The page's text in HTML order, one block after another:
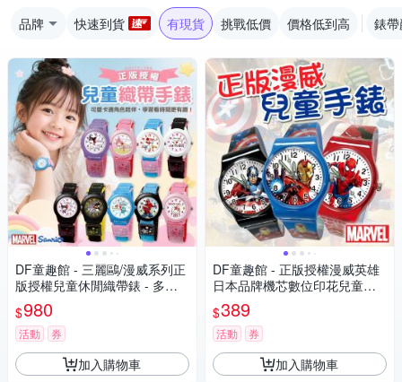
品牌 快速到貨 有現貨 挑戰低價 價格低到高 錶
DF童趣館 - 三麗鷗/漫威系列正
版授權兒童休閒織帶錶 - 多款
可選
$980
活動 券
加入購物車
DF童趣館 - 正版授權漫威英雄
日本品牌機芯數位印花兒童手
錶
$389
活動 券
加入購物車